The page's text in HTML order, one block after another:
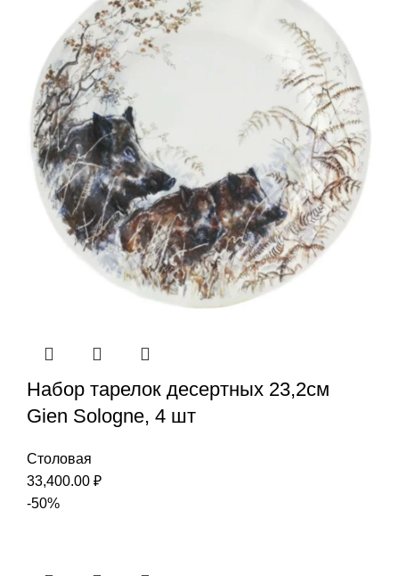
Набор тарелок десертных 23,2см
Gien Sologne, 4 шт
Столовая
33,400.00 ₽
-50%